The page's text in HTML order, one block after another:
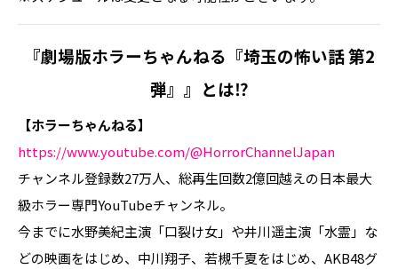
『劇場版ホラーちゃんねる『埼玉の怖い話 第2
弾』』とは⁉
【ホラーちゃんねる】
https://www.youtube.com/@HorrorChannelJapan
チャンネル登録数27万人、総再生回数2億回越えの日本最大
級ホラー専門YouTubeチャンネル。
今までに水野美紀主演「口裂け女」や井川遥主演「水霊」な
どの映画をはじめ、中川翔子、若槻千夏をはじめ、AKB48グ